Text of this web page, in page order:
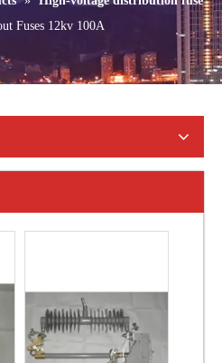
Fuses 12kv 100A